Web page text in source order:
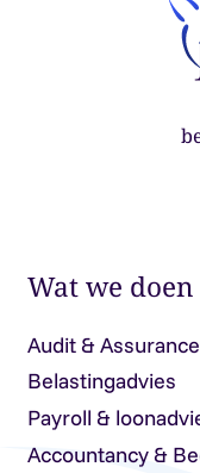
Wat we doen
Audit & Assurance
Belastingadvies
Payroll &
Accountancy &